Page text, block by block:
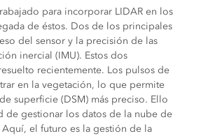
para incorporar LIDAR en los
de éstos. Dos de los principales
del sensor y la precisión de las
inercial (IMU). Estos dos
recientemente. Los pulsos de
en la vegetación, lo que permite
superficie (DSM) más preciso. Ello
de gestionar los datos de la nube de
Aquí, el futuro es la gestión de la